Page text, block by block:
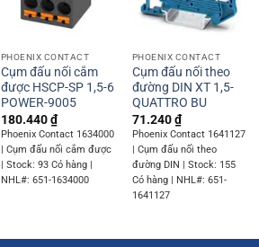
PHOENIX CONTACT
Cụm đấu nối cắm
được HSCP-SP 1,5-6
POWER-9005
180.440₫
Phoenix Contact 1634000
| Cụm đấu nối cắm được
| Stock: 93 Có hàng |
NHL#: 651-1634000
PHOENIX CONTACT
Cụm đấu nối theo
đường DIN XT 1,5-
QUATTRO BU
71.240₫
Phoenix Contact 1641127
| Cụm đấu nối theo
đường DIN | Stock: 155
Có hàng | NHL#: 651-
1641127